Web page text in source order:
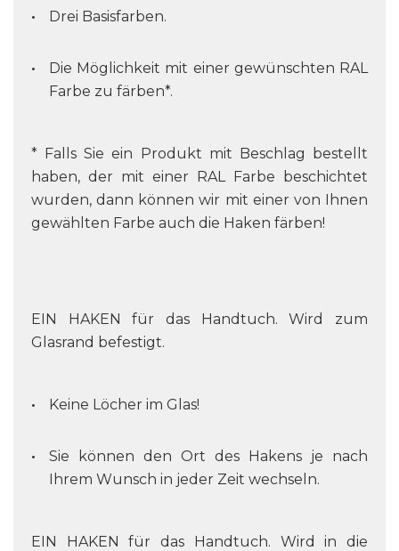
Drei Basisfarben.
Die Möglichkeit mit einer gewünschten RAL
Farbe zu färben*.
* Falls Sie ein Produkt mit Beschlag bestellt
haben, der mit einer RAL Farbe beschichtet
wurden, dann können wir mit einer von Ihnen
gewählten Farbe auch die Haken färben!
EIN HAKEN für das Handtuch. Wird zum
Glasrand befestigt.
Keine Löcher im Glas!
Sie können den Ort des Hakens je nach
Ihrem Wunsch in jeder Zeit wechseln.
EIN HAKEN für das Handtuch. Wird in die